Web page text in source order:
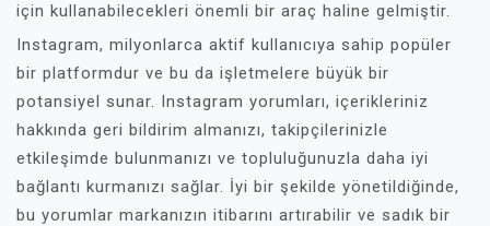
için kullanabilecekleri önemli bir araç haline gelmiştir.
Instagram, milyonlarca aktif kullanıcıya sahip popüler
bir platformdur ve bu da işletmelere büyük bir
potansiyel sunar. Instagram yorumları, içerikleriniz
hakkında geri bildirim almanızı, takipçilerinizle
etkileşimde bulunmanızı ve topluluğunuzla daha iyi
bağlantı kurmanızı sağlar. İyi bir şekilde yönetildiğinde,
bu yorumlar markanızın itibarını artırabilir ve sadık bir